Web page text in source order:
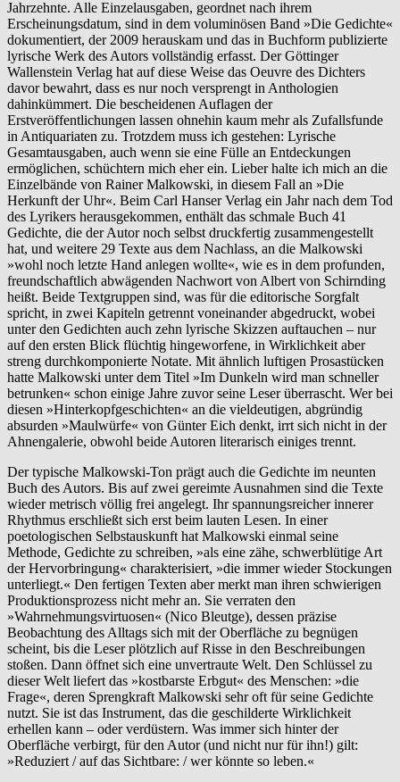
Jahrzehnte. Alle Einzelausgaben, geordnet nach ihrem
Erscheinungsdatum, sind in dem voluminösen Band »Die Gedichte«
dokumentiert, der 2009 herauskam und das in Buchform publizierte
lyrische Werk des Autors vollständig erfasst. Der Göttinger
Wallenstein Verlag hat auf diese Weise das Oeuvre des Dichters
davor bewahrt, dass es nur noch versprengt in Anthologien
dahinkümmert. Die bescheidenen Auflagen der
Erstveröffentlichungen lassen ohnehin kaum mehr als Zufallsfunde
in Antiquariaten zu. Trotzdem muss ich gestehen: Lyrische
Gesamtausgaben, auch wenn sie eine Fülle an Entdeckungen
ermöglichen, schüchtern mich eher ein. Lieber halte ich mich an die
Einzelbände von Rainer Malkowski, in diesem Fall an »Die
Herkunft der Uhr«. Beim Carl Hanser Verlag ein Jahr nach dem Tod
des Lyrikers herausgekommen, enthält das schmale Buch 41
Gedichte, die der Autor noch selbst druckfertig zusammengestellt
hat, und weitere 29 Texte aus dem Nachlass, an die Malkowski
»wohl noch letzte Hand anlegen wollte«, wie es in dem profunden,
freundschaftlich abwägenden Nachwort von Albert von Schirnding
heißt. Beide Textgruppen sind, was für die editorische Sorgfalt
spricht, in zwei Kapiteln getrennt voneinander abgedruckt, wobei
unter den Gedichten auch zehn lyrische Skizzen auftauchen – nur
auf den ersten Blick flüchtig hingeworfene, in Wirklichkeit aber
streng durchkomponierte Notate. Mit ähnlich luftigen Prosastücken
hatte Malkowski unter dem Titel »Im Dunkeln wird man schneller
betrunken« schon einige Jahre zuvor seine Leser überrascht. Wer bei
diesen »Hinterkopfgeschichten« an die vieldeutigen, abgründig
absurden »Maulwürfe« von Günter Eich denkt, irrt sich nicht in der
Ahnengalerie, obwohl beide Autoren literarisch einiges trennt.
Der typische Malkowski-Ton prägt auch die Gedichte im neunten
Buch des Autors. Bis auf zwei gereimte Ausnahmen sind die Texte
wieder metrisch völlig frei angelegt. Ihr spannungsreicher innerer
Rhythmus erschließt sich erst beim lauten Lesen. In einer
poetologischen Selbstauskunft hat Malkowski einmal seine
Methode, Gedichte zu schreiben, »als eine zähe, schwerblütige Art
der Hervorbringung« charakterisiert, »die immer wieder Stockungen
unterliegt.« Den fertigen Texten aber merkt man ihren schwierigen
Produktionsprozess nicht mehr an. Sie verraten den
»Wahrnehmungsvirtuosen« (Nico Bleutge), dessen präzise
Beobachtung des Alltags sich mit der Oberfläche zu begnügen
scheint, bis die Leser plötzlich auf Risse in den Beschreibungen
stoßen. Dann öffnet sich eine unvertraute Welt. Den Schlüssel zu
dieser Welt liefert das »kostbarste Erbgut« des Menschen: »die
Frage«, deren Sprengkraft Malkowski sehr oft für seine Gedichte
nutzt. Sie ist das Instrument, das die geschilderte Wirklichkeit
erhellen kann – oder verdüstern. Was immer sich hinter der
Oberfläche verbirgt, für den Autor (und nicht nur für ihn!) gilt:
»Reduziert / auf das Sichtbare: / wer könnte so leben.«